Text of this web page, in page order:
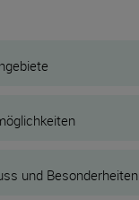
und Besonderheiten